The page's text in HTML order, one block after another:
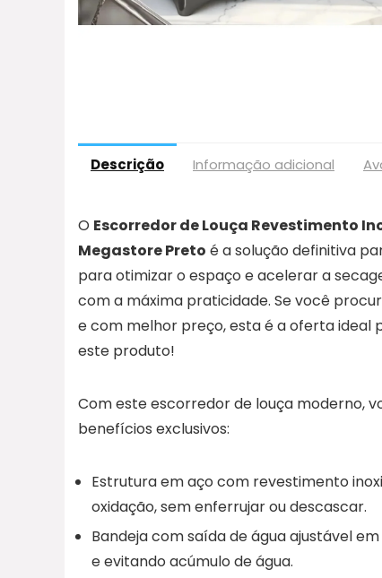
Descrição Informação adicional
O Escorredor de Louça Revestimento
Megastore Preto é a solução definitiva
para otimizar o espaço e acelerar a
com a máxima praticidade. Se você
e com melhor preço, esta é a oferta ideal
este produto!
Com este escorredor de louça moderno,
benefícios exclusivos:
Estrutura em aço com revestimento
oxidação, sem enferrujar ou descascar.
Bandeja com saída de água ajustável
e evitando acúmulo de água.